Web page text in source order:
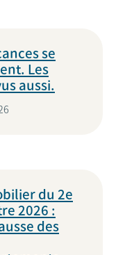
se
Les
aussi.
du 2e
2026 :
des